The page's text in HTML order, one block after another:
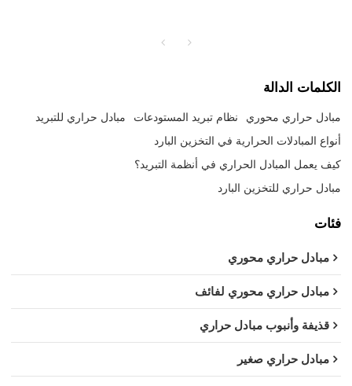
الكلمات الدالة
مبادل حراري محوري نظام تبريد المستودعات
مبادل حراري للتبريد
أنواع المبادلات الحرارية في التخزين البارد
كيف يعمل المبادل الحراري في أنظمة التبريد؟
مبادل حراري للتخزين البارد
فئات
مبادل حراري محوري
مبادل حراري محوري لفائف
قذيفة وأنبوب مبادل حراري
مبادل حراري صغير